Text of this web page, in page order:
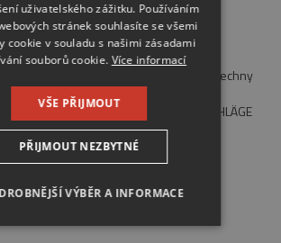
certifikace ISO 9001:2001 a všechny
o vlastnosti výrobku. TTK je také
společnosti MAYER & CO BESCHLÄGE
RUSSIAN
GERMAN
uživatelského zážitku. Používáním
stránek souhlasíte se všemi
cookie v souladu s našimi zásadami
souborů cookie. Více informací
VŠE PŘIJMOUT
PŘIJMOUT NEZBYTNÉ
VÝBĚR A INFORMACE